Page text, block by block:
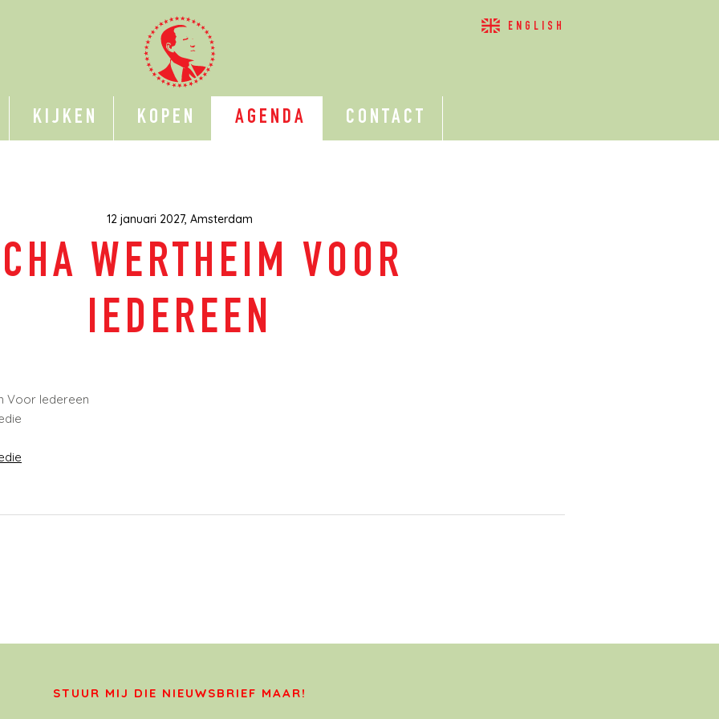
ENGLISH
KIJKEN KOPEN AGENDA CONTACT
12 januari 2027, Amsterdam
WERTHEIM VOOR
IEDEREEN
Voor Iedereen
STUUR MIJ DIE NIEUWSBRIEF MAAR!